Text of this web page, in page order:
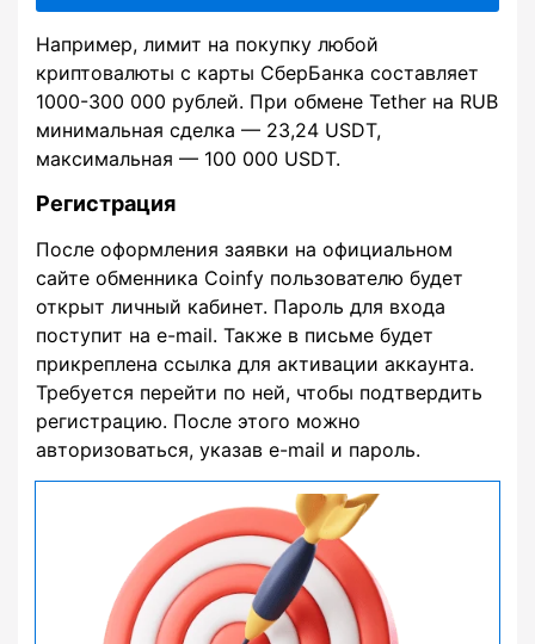
Например, лимит на покупку любой
криптовалюты с карты СберБанка составляет
1000-300 000 рублей. При обмене Tether на RUB
минимальная сделка — 23,24 USDT,
максимальная — 100 000 USDT.
Регистрация
После оформления заявки на официальном
сайте обменника Coinfy пользователю будет
открыт личный кабинет. Пароль для входа
поступит на e-mail. Также в письме будет
прикреплена ссылка для активации аккаунта.
Требуется перейти по ней, чтобы подтвердить
регистрацию. После этого можно
авторизоваться, указав e-mail и пароль.